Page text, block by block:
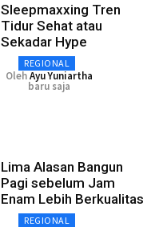
Sleepmaxxing Tren
Tidur Sehat atau
Sekadar Hype
REGIONAL
OlehAyu Yuniartha
baru saja
Lima Alasan Bangun
Pagi sebelum Jam
Enam Lebih Berkualitas
REGIONAL